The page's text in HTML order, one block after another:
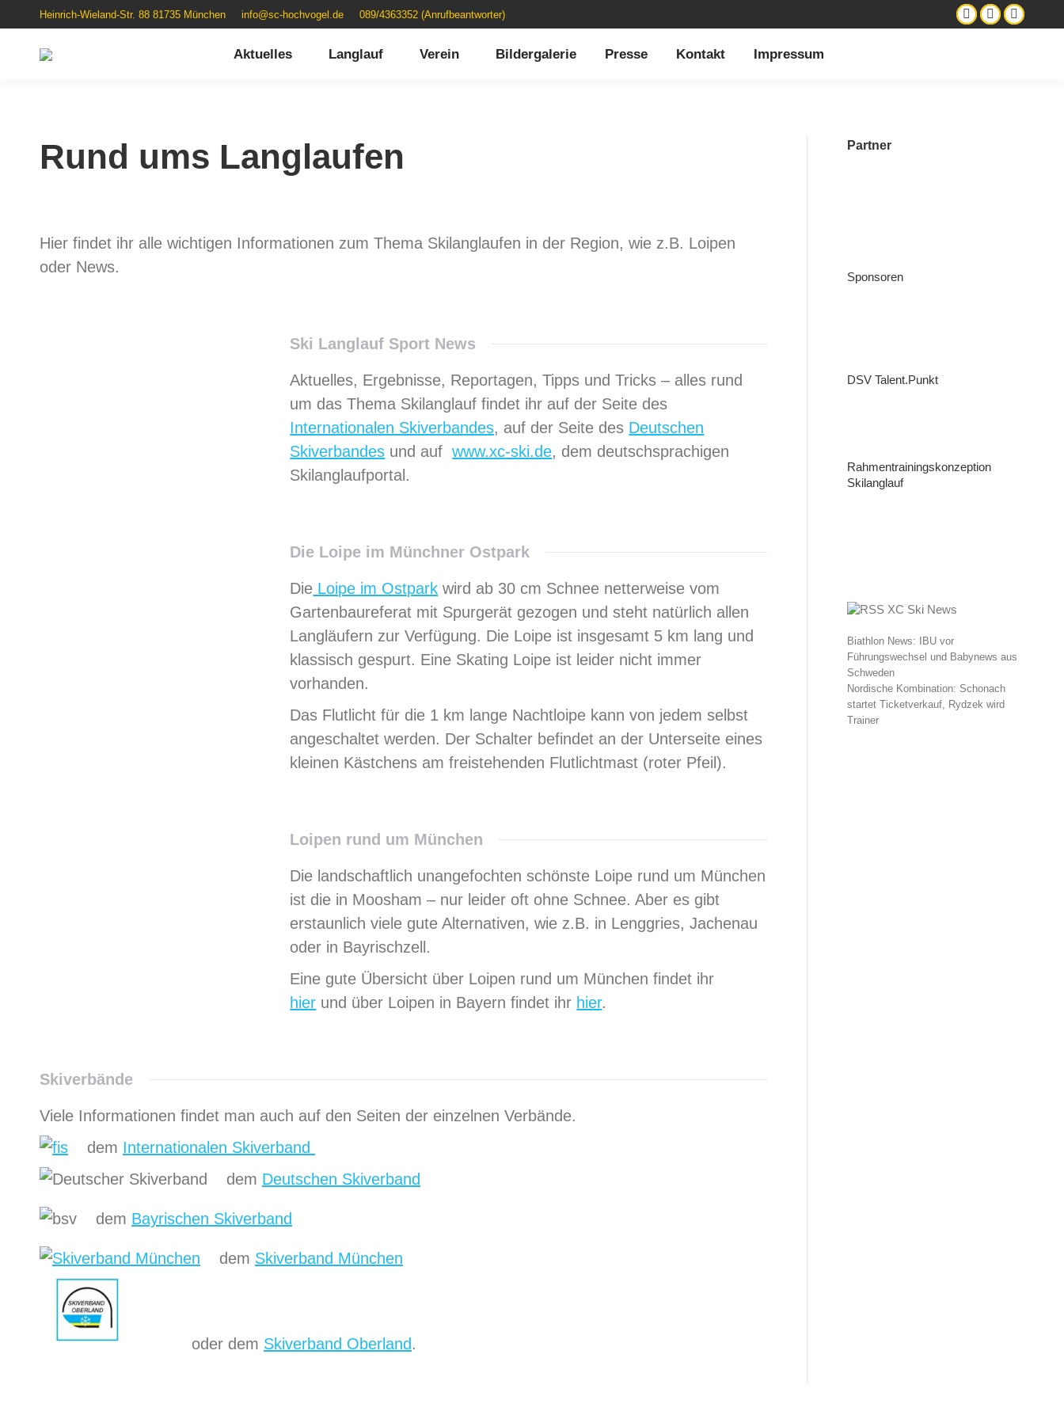
Heinrich-Wieland-Str. 88 81735 München info@sc-hochvogel.de 089/4363352 (Anrufbeantworter)
Aktuelles Langlauf Verein Bildergalerie Presse Kontakt Impressum
Rund ums Langlaufen
Hier findet ihr alle wichtigen Informationen zum Thema Skilanglaufen in der Region, wie z.B. Loipen
oder News.
Ski Langlauf Sport News
Aktuelles, Ergebnisse, Reportagen, Tipps und Tricks – alles rund
um das Thema Skilanglauf findet ihr auf der Seite des
Internationalen Skiverbandes, auf der Seite des Deutschen
Skiverbandes und aufwww.xc-ski.de, dem deutschsprachigen
Skilanglaufportal.
Die Loipe im Münchner Ostpark
Die Loipe im Ostpark wird ab 30 cm Schnee netterweise vom
Gartenbaureferat mit Spurgerät gezogen und steht natürlich allen
Langläufern zur Verfügung. Die Loipe ist insgesamt 5 km lang und
klassisch gespurt. Eine Skating Loipe ist leider nicht immer
vorhanden.
Das Flutlicht für die 1 km lange Nachtloipe kann von jedem selbst
angeschaltet werden. Der Schalter befindet an der Unterseite eines
kleinen Kästchens am freistehenden Flutlichtmast (roter Pfeil).
Loipen rund um München
Die landschaftlich unangefochten schönste Loipe rund um München
ist die in Moosham – nur leider oft ohne Schnee. Aber es gibt
erstaunlich viele gute Alternativen, wie z.B. in Lenggries, Jachenau
oder in Bayrischzell.
Eine gute Übersicht über Loipen rund um München findet ihr
hier und über Loipen in Bayern findet ihr hier.
Skiverbände
Viele Informationen findet man auch auf den Seiten der einzelnen Verbände.
dem Internationalen Skiverband
dem Deutschen Skiverband
dem Bayrischen Skiverband
dem Skiverband München
oder dem Skiverband Oberland.
Partner
Sponsoren
DSV Talent.Punkt
Rahmentrainingskonzeption
Skilanglauf
XC Ski News
Biathlon News: IBU vor
Führungswechsel und Babynews aus
Schweden
Nordische Kombination: Schonach
startet Ticketverkauf, Rydzek wird
Trainer